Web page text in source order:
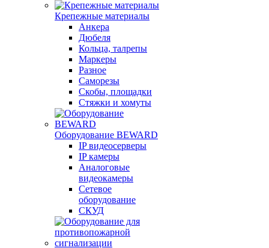
Крепежные материалы
Анкера
Дюбеля
Кольца, талрепы
Маркеры
Разное
Саморезы
Скобы, площадки
Стяжки и хомуты
Оборудование BEWARD
IP видеосерверы
IP камеры
Аналоговые
видеокамеры
Сетевое
оборудование
СКУД